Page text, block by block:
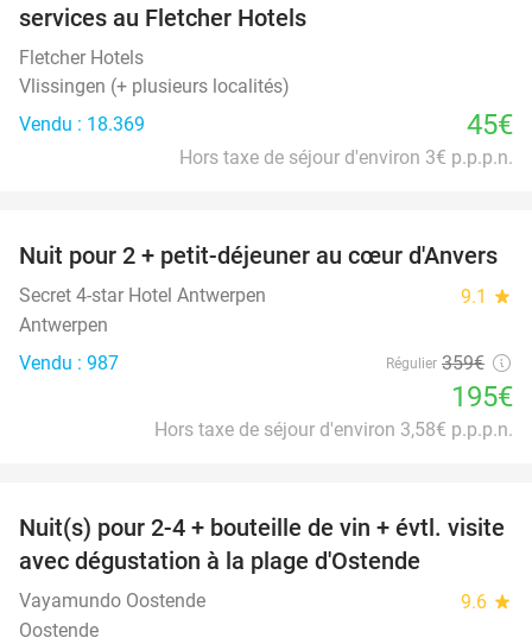
services au Fletcher Hotels
Fletcher Hotels
Vlissingen (+ plusieurs localités)
Vendu : 18.369
45€
Hors taxe de séjour d'environ 3€ p.p.p.n.
46%
Nuit pour 2 + petit-déjeuner au cœur d'Anvers
Secret 4-star Hotel Antwerpen 9.1 star
Antwerpen
Vendu : 987
Régulier 359€
195€
Hors taxe de séjour d'environ 3,58€ p.p.p.n.
46%
Nuit(s) pour 2-4 + bouteille de vin + évtl. visite
avec dégustation à la plage d'Ostende
Vayamundo Oostende 9.6 star
Oostende